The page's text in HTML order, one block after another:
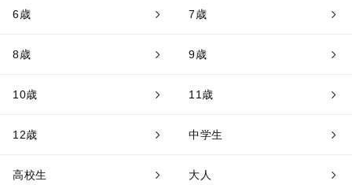
6歳 7歳
8歳 9歳
10歳 11歳
12歳 中学生
高校生 大人